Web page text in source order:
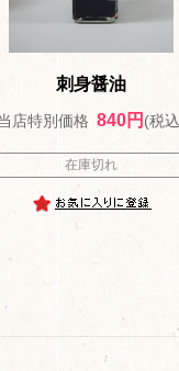
刺身醤油
店特別価格 840円 (税
在庫切れ